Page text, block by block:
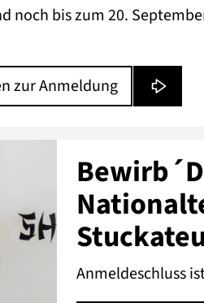
noch bis zum 20.
zur Anmeldung
Anmeldeschluss